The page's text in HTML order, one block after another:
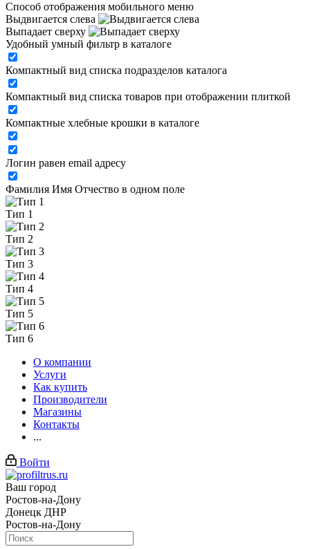
Способ отображения мобильного меню
Выдвигается слева
Выпадает сверху
Удобный умный фильтр в каталоге
Компактный вид списка подразделов каталога
Компактный вид списка товаров при отображении плиткой
Компактные хлебные крошки в каталоге
Логин равен email адресу
Фамилия Имя Отчество в одном поле
Тип 1
Тип 2
Тип 3
Тип 4
Тип 5
Тип 6
О компании
Услуги
Как купить
Производители
Магазины
Контакты
...
Войти
Ваш город
Ростов-на-Дону
Донецк ДНР
Ростов-на-Дону